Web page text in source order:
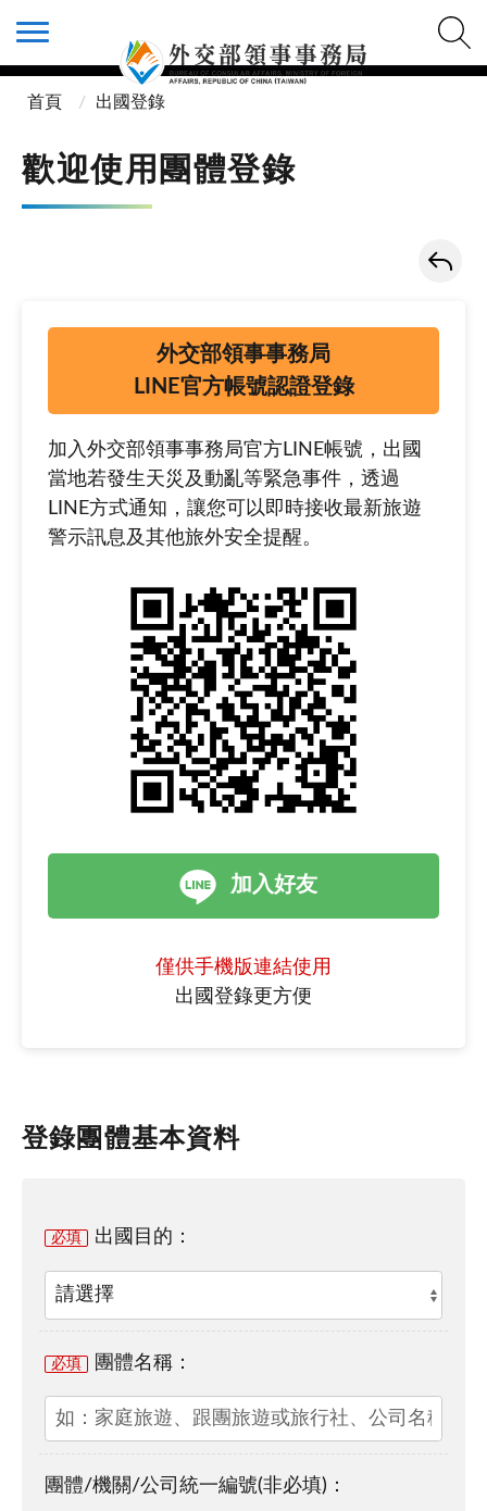
首頁 出國登錄
歡迎使用團體登錄
外交部領事事務局
LINE官方帳號認證登錄
加入外交部領事事務局官方LINE帳號，出國
當地若發生天災及動亂等緊急事件，透過
LINE方式通知，讓您可以即時接收最新旅遊
警示訊息及其他旅外安全提醒。
加入好友
僅供手機版連結使用
出國登錄更方便
登錄團體基本資料
必填 出國目的：
必填 團體名稱：
團體/機關/公司統一編號(非必填)：